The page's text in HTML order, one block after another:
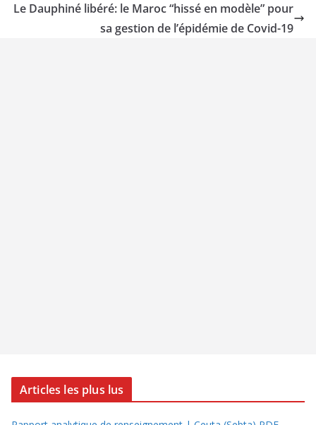
Le Dauphiné libéré: le Maroc “hissé en modèle” pour
sa gestion de l’épidémie de Covid-19
Articles les plus lus